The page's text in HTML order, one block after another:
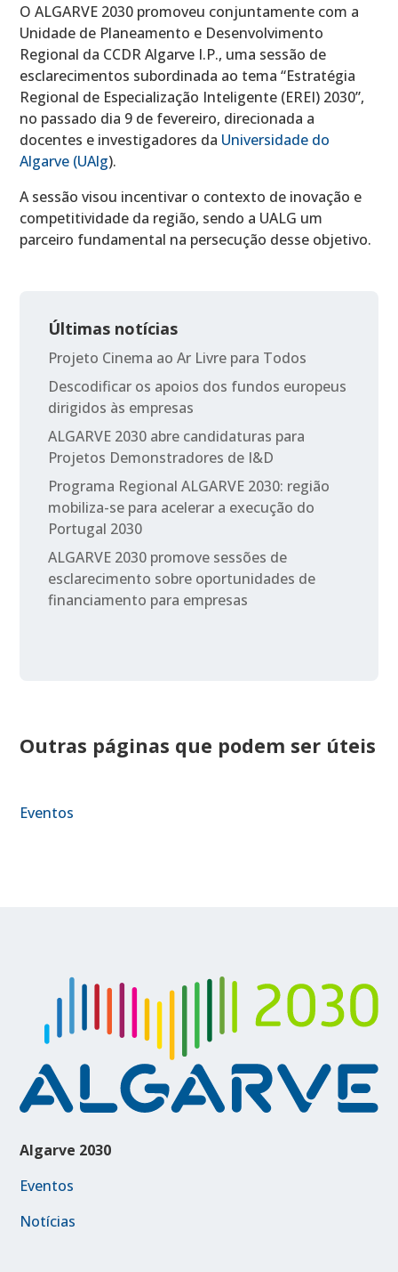
O ALGARVE 2030 promoveu conjuntamente com a
Unidade de Planeamento e Desenvolvimento
Regional da CCDR Algarve I.P., uma sessão de
esclarecimentos subordinada ao tema “Estratégia
Regional de Especialização Inteligente (EREI) 2030”,
no passado dia 9 de fevereiro, direcionada a
docentes e investigadores da Universidade do
Algarve (UAlg).
A sessão visou incentivar o contexto de inovação e
competitividade da região, sendo a UALG um
parceiro fundamental na persecução desse objetivo.
Últimas notícias
Projeto Cinema ao Ar Livre para Todos
Descodificar os apoios dos fundos europeus
dirigidos às empresas
ALGARVE 2030 abre candidaturas para
Projetos Demonstradores de I&D
Programa Regional ALGARVE 2030: região
mobiliza-se para acelerar a execução do
Portugal 2030
ALGARVE 2030 promove sessões de
esclarecimento sobre oportunidades de
financiamento para empresas
Outras páginas que podem ser úteis
Eventos
Algarve 2030
Eventos
Notícias